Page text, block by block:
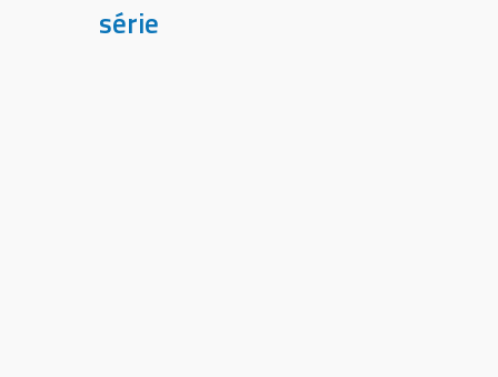
série